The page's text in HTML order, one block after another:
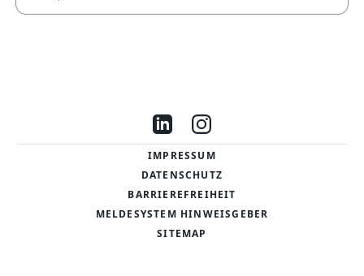
Besuche uns auf LinkedIn
Besuche uns auf
IMPRESSUM
DATENSCHUTZ
BARRIEREFREIHEIT
MELDESYSTEM HINWEISGEBER
SITEMAP